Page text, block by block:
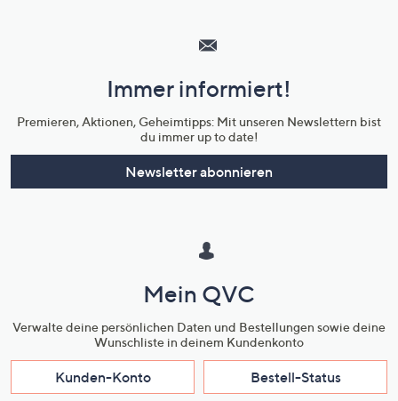
Unternehmensinformationen
Immer informiert!
Premieren, Aktionen, Geheimtipps: Mit unseren Newslettern bist
du immer up to date!
Newsletter abonnieren
Mein QVC
Verwalte deine persönlichen Daten und Bestellungen sowie deine
Wunschliste in deinem Kundenkonto
Kunden-Konto Bestell-Status